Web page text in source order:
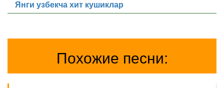
Янги узбекча хит кушиклар
Похожие песни: